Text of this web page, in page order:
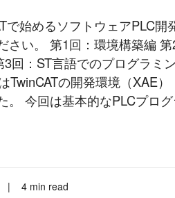
で始めるソフトウェアPLC
さい。 第1回：環境構築編
3回：ST言語でのプログラ
TwinCATの開発環境（XAE
。 今回は基本的なPLCプロ
|
4 min read